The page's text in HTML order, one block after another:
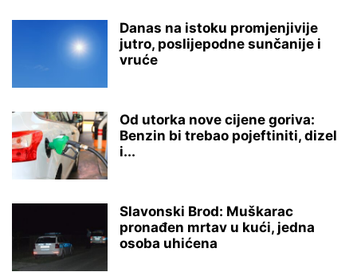
Danas na istoku promjenjivije
jutro, poslijepodne sunčanije i
vruće
Od utorka nove cijene goriva:
Benzin bi trebao pojeftiniti, dizel
i...
Slavonski Brod: Muškarac
pronađen mrtav u kući, jedna
osoba uhićena